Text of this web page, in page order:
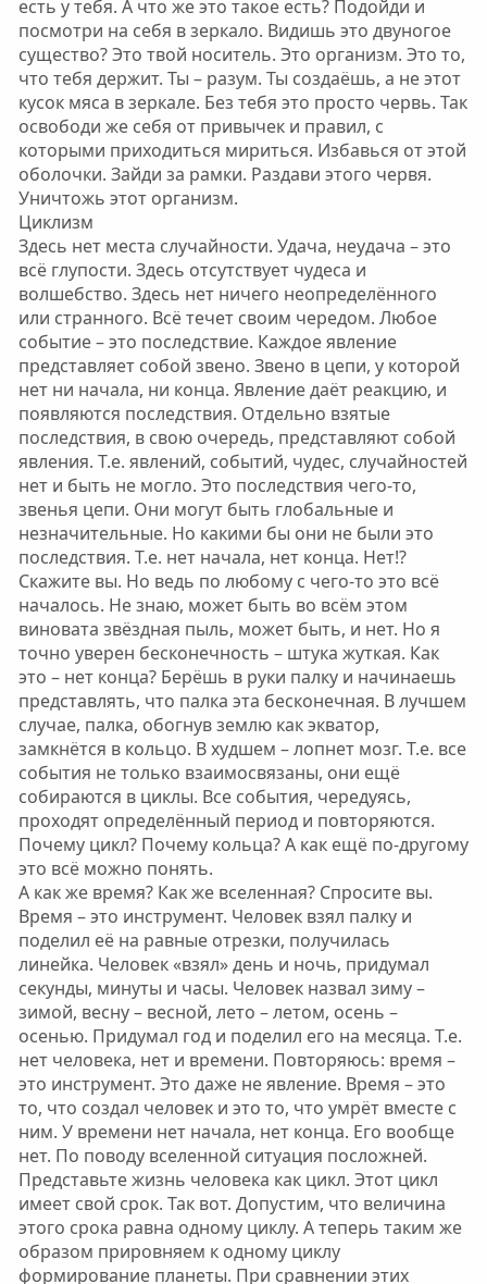
есть у тебя. А что же это такое есть? Подойди и
посмотри на себя в зеркало. Видишь это двуногое
существо? Это твой носитель. Это организм. Это то,
что тебя держит. Ты – разум. Ты создаёшь, а не этот
кусок мяса в зеркале. Без тебя это просто червь. Так
освободи же себя от привычек и правил, с
которыми приходиться мириться. Избавься от этой
оболочки. Зайди за рамки. Раздави этого червя.
Уничтожь этот организм.
Циклизм
Здесь нет места случайности. Удача, неудача – это
всё глупости. Здесь отсутствует чудеса и
волшебство. Здесь нет ничего неопределённого
или странного. Всё течет своим чередом. Любое
событие – это последствие. Каждое явление
представляет собой звено. Звено в цепи, у которой
нет ни начала, ни конца. Явление даёт реакцию, и
появляются последствия. Отдельно взятые
последствия, в свою очередь, представляют собой
явления. Т.е. явлений, событий, чудес, случайностей
нет и быть не могло. Это последствия чего-то,
звенья цепи. Они могут быть глобальные и
незначительные. Но какими бы они не были это
последствия. Т.е. нет начала, нет конца. Нет!?
Скажите вы. Но ведь по любому с чего-то это всё
началось. Не знаю, может быть во всём этом
виновата звёздная пыль, может быть, и нет. Но я
точно уверен бесконечность – штука жуткая. Как
это – нет конца? Берёшь в руки палку и начинаешь
представлять, что палка эта бесконечная. В лучшем
случае, палка, обогнув землю как экватор,
замкнётся в кольцо. В худшем – лопнет мозг. Т.е. все
события не только взаимосвязаны, они ещё
собираются в циклы. Все события, чередуясь,
проходят определённый период и повторяются.
Почему цикл? Почему кольца? А как ещё по-другому
это всё можно понять.
А как же время? Как же вселенная? Спросите вы.
Время – это инструмент. Человек взял палку и
поделил её на равные отрезки, получилась
линейка. Человек «взял» день и ночь, придумал
секунды, минуты и часы. Человек назвал зиму –
зимой, весну – весной, лето – летом, осень –
осенью. Придумал год и поделил его на месяца. Т.е.
нет человека, нет и времени. Повторяюсь: время –
это инструмент. Это даже не явление. Время – это
то, что создал человек и это то, что умрёт вместе с
ним. У времени нет начала, нет конца. Его вообще
нет. По поводу вселенной ситуация посложней.
Представьте жизнь человека как цикл. Этот цикл
имеет свой срок. Так вот. Допустим, что величина
этого срока равна одному циклу. А теперь таким же
образом прировняем к одному циклу
формирование планеты. При сравнении этих